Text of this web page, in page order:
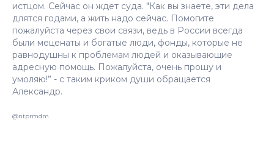
истцом. Сейчас он ждет суда. "Как вы знаете, эти дела
длятся годами, а жить надо сейчас. Помогите
пожалуйста через свои связи, ведь в России всегда
были меценаты и богатые люди, фонды, которые не
равнодушны к проблемам людей и оказывающие
адресную помощь. Пожалуйста, очень прошу и
умоляю!” - с таким криком души обращается
Александр.
@ntprmdm